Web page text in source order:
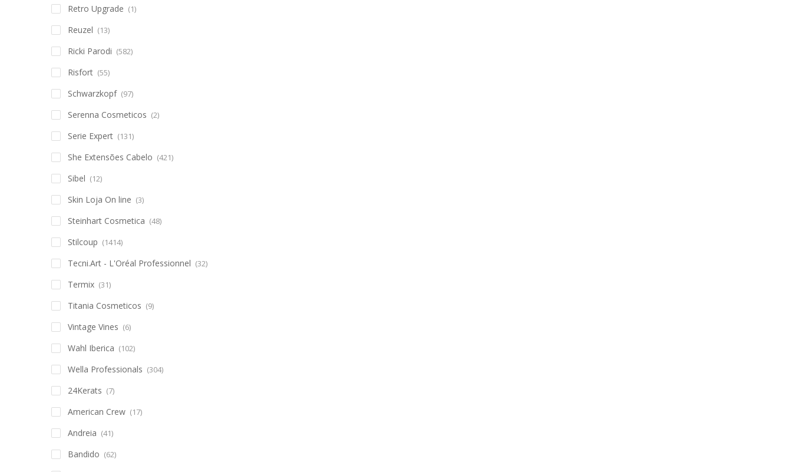
Retro Upgrade (1)
Reuzel (13)
Ricki Parodi (582)
Risfort (55)
Schwarzkopf (97)
Serenna Cosmeticos (2)
Serie Expert (131)
She Extensões Cabelo (421)
Sibel (12)
Skin Loja On line (3)
Steinhart Cosmetica (48)
Stilcoup (1414)
Tecni.Art - L'Oréal Professionnel (32)
Termix (31)
Titania Cosmeticos (9)
Vintage Vines (6)
Wahl Iberica (102)
Wella Professionals (304)
24Kerats (7)
American Crew (17)
Andreia (41)
Bandido (62)